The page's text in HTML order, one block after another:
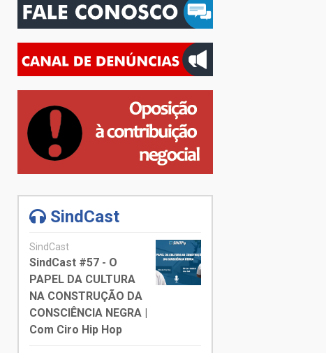
SindCast
SindCast
SindCast #57 - O
PAPEL DA CULTURA
NA CONSTRUÇÃO DA
CONSCIÊNCIA NEGRA |
Com Ciro Hip Hop